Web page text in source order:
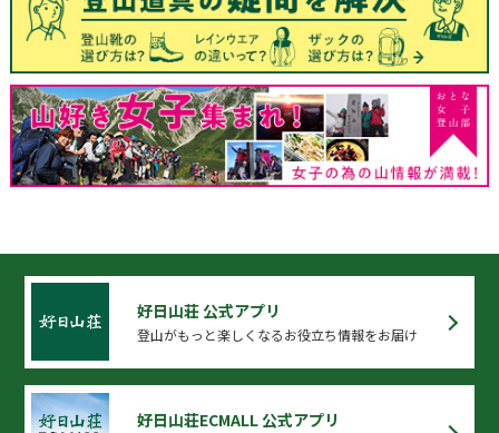
好日山荘 公式アプリ
登山がもっと楽しくなるお役立ち情報をお届け
好日山荘ECMALL 公式アプリ